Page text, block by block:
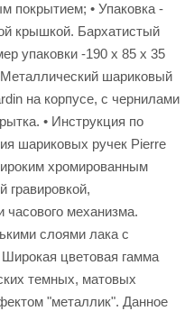
покрытием; • Упаковка -
крышкой. Бархатистый
упаковки -190 х 85 х 35
шариковый
на корпусе, с чернилами
• Инструкция по
шариковых ручек Pierre
хромированным
гравировкой,
часового механизма.
слоями лака с
цветовая гамма
темных, матовых
"металлик". Данное